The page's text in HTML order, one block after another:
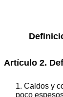
Artículo 2.
1. Caldos y
poco